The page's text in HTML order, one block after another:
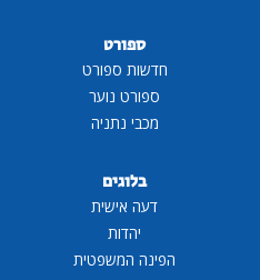
ספורט
חדשות ספורט
ספורט נוער
מכבי נתניה
בלוגים
דעה אישית
יהדות
הפינה המשפטית